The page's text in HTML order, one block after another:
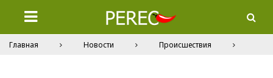
Главная Новости Происшествия